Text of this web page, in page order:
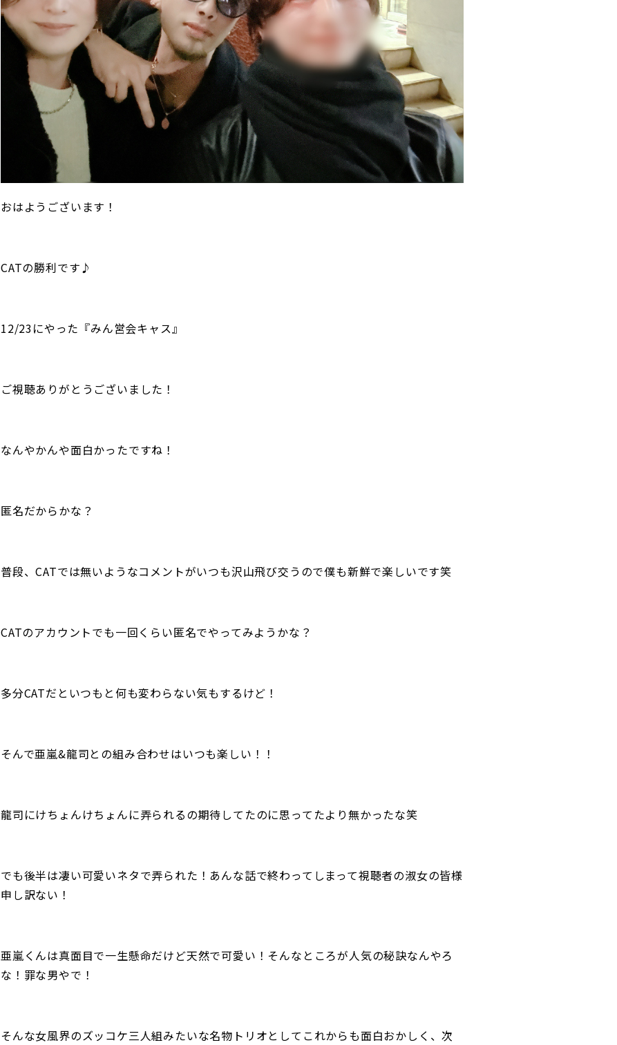
おはようございます！
CATの勝利です♪
12/23にやった『みん営会キャス』
ご視聴ありがとうございました！
なんやかんや面白かったですね！
匿名だからかな？
普段、CATでは無いようなコメントがいつも沢山飛び交うので僕も新鮮で楽しいです笑
CATのアカウントでも一回くらい匿名でやってみようかな？
多分CATだといつもと何も変わらない気もするけど！
そんで亜嵐&龍司との組み合わせはいつも楽しい！！
龍司にけちょんけちょんに弄られるの期待してたのに思ってたより無かったな笑
でも後半は凄い可愛いネタで弄られた！あんな話で終わってしまって視聴者の淑女の皆様
申し訳ない！
亜嵐くんは真面目で一生懸命だけど天然で可愛い！そんなところが人気の秘訣なんやろ
な！罪な男やで！
そんな女風界のズッコケ三人組みたいな名物トリオとしてこれからも面白おかしく、次